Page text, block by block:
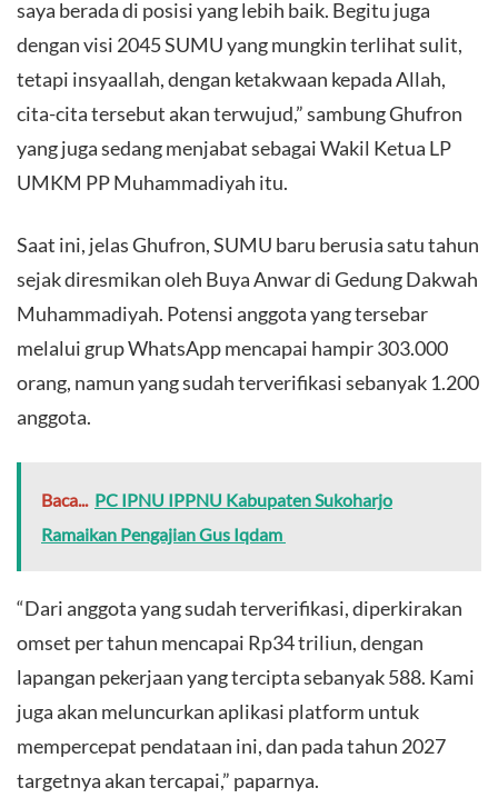
saya berada di posisi yang lebih baik. Begitu juga
dengan visi 2045 SUMU yang mungkin terlihat sulit,
tetapi insyaallah, dengan ketakwaan kepada Allah,
cita-cita tersebut akan terwujud,” sambung Ghufron
yang juga sedang menjabat sebagai Wakil Ketua LP
UMKM PP Muhammadiyah itu.
Saat ini, jelas Ghufron, SUMU baru berusia satu tahun
sejak diresmikan oleh Buya Anwar di Gedung Dakwah
Muhammadiyah. Potensi anggota yang tersebar
melalui grup WhatsApp mencapai hampir 303.000
orang, namun yang sudah terverifikasi sebanyak 1.200
anggota.
Baca... PC IPNU IPPNU Kabupaten Sukoharjo
Ramaikan Pengajian Gus Iqdam
“Dari anggota yang sudah terverifikasi, diperkirakan
omset per tahun mencapai Rp34 triliun, dengan
lapangan pekerjaan yang tercipta sebanyak 588. Kami
juga akan meluncurkan aplikasi platform untuk
mempercepat pendataan ini, dan pada tahun 2027
targetnya akan tercapai,” paparnya.